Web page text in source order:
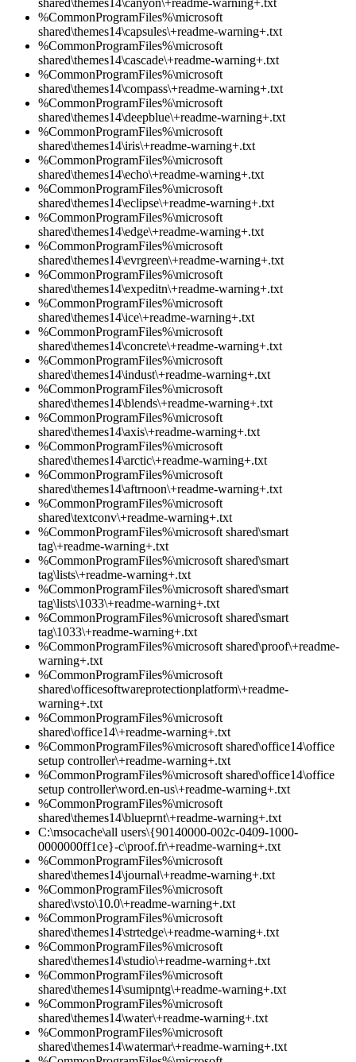
shared\themes14\canyon\+readme-warning+.txt
%CommonProgramFiles%\microsoft
shared\themes14\capsules\+readme-warning+.txt
%CommonProgramFiles%\microsoft
shared\themes14\cascade\+readme-warning+.txt
%CommonProgramFiles%\microsoft
shared\themes14\compass\+readme-warning+.txt
%CommonProgramFiles%\microsoft
shared\themes14\deepblue\+readme-warning+.txt
%CommonProgramFiles%\microsoft
shared\themes14\iris\+readme-warning+.txt
%CommonProgramFiles%\microsoft
shared\themes14\echo\+readme-warning+.txt
%CommonProgramFiles%\microsoft
shared\themes14\eclipse\+readme-warning+.txt
%CommonProgramFiles%\microsoft
shared\themes14\edge\+readme-warning+.txt
%CommonProgramFiles%\microsoft
shared\themes14\evrgreen\+readme-warning+.txt
%CommonProgramFiles%\microsoft
shared\themes14\expeditn\+readme-warning+.txt
%CommonProgramFiles%\microsoft
shared\themes14\ice\+readme-warning+.txt
%CommonProgramFiles%\microsoft
shared\themes14\concrete\+readme-warning+.txt
%CommonProgramFiles%\microsoft
shared\themes14\indust\+readme-warning+.txt
%CommonProgramFiles%\microsoft
shared\themes14\blends\+readme-warning+.txt
%CommonProgramFiles%\microsoft
shared\themes14\axis\+readme-warning+.txt
%CommonProgramFiles%\microsoft
shared\themes14\arctic\+readme-warning+.txt
%CommonProgramFiles%\microsoft
shared\themes14\aftrnoon\+readme-warning+.txt
%CommonProgramFiles%\microsoft
shared\textconv\+readme-warning+.txt
%CommonProgramFiles%\microsoft shared\smart
tag\+readme-warning+.txt
%CommonProgramFiles%\microsoft shared\smart
tag\lists\+readme-warning+.txt
%CommonProgramFiles%\microsoft shared\smart
tag\lists\1033\+readme-warning+.txt
%CommonProgramFiles%\microsoft shared\smart
tag\1033\+readme-warning+.txt
%CommonProgramFiles%\microsoft shared\proof\+readme-
warning+.txt
%CommonProgramFiles%\microsoft
shared\officesoftwareprotectionplatform\+readme-
warning+.txt
%CommonProgramFiles%\microsoft
shared\office14\+readme-warning+.txt
%CommonProgramFiles%\microsoft shared\office14\office
setup controller\+readme-warning+.txt
%CommonProgramFiles%\microsoft shared\office14\office
setup controller\word.en-us\+readme-warning+.txt
%CommonProgramFiles%\microsoft
shared\themes14\blueprnt\+readme-warning+.txt
C:\msocache\all users\{90140000-002c-0409-1000-
0000000ff1ce}-c\proof.fr\+readme-warning+.txt
%CommonProgramFiles%\microsoft
shared\themes14\journal\+readme-warning+.txt
%CommonProgramFiles%\microsoft
shared\vsto\10.0\+readme-warning+.txt
%CommonProgramFiles%\microsoft
shared\themes14\strtedge\+readme-warning+.txt
%CommonProgramFiles%\microsoft
shared\themes14\studio\+readme-warning+.txt
%CommonProgramFiles%\microsoft
shared\themes14\sumipntg\+readme-warning+.txt
%CommonProgramFiles%\microsoft
shared\themes14\water\+readme-warning+.txt
%CommonProgramFiles%\microsoft
shared\themes14\watermar\+readme-warning+.txt